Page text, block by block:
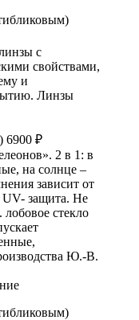
с
свойствами,
и
Линзы
6900 ₽
2 в 1: в
на солнце –
зависит от
защита. Не
стекло
Ю.-В.